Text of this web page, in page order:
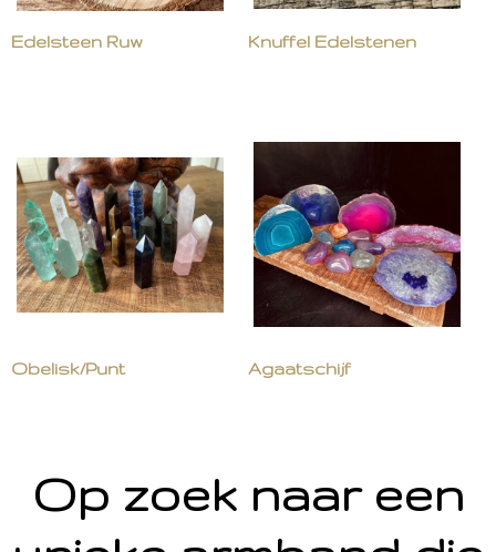
Edelsteen Ruw Knuffel Edelstenen
Obelisk/Punt Agaatschijf
Op zoek naar een